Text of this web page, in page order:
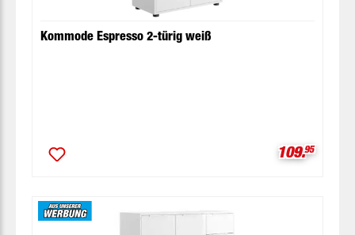
Kommode Espresso 2-türig weiß
109.95